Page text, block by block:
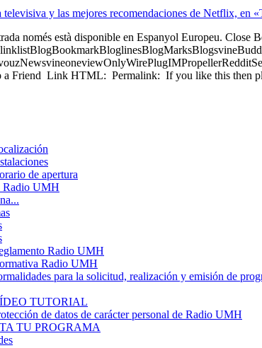
televisiva y las mejores recomendaciones de Netflix, en
només està disponible en Espanyol Europeu. Close
a Friend Link HTML: Permalink: If you like this then
de apertura
Radio UMH
Radio UMH
Radio UMH
para la solicitud, realización y emisión de
TUTORIAL
de datos de carácter personal de Radio UMH
TU PROGRAMA